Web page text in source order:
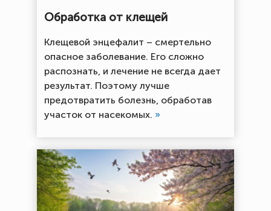
Обработка от клещей
Клещевой энцефалит – смертельно
опасное заболевание. Его сложно
распознать, и лечение не всегда дает
результат. Поэтому лучше
предотвратить болезнь, обработав
участок от насекомых. »